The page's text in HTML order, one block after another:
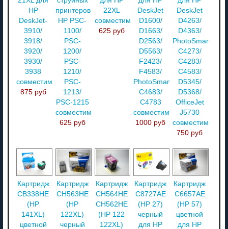
HP
DeskJet-
3910/
3918/
3920/
3930/
3938
совместимый
875 руб
принтеров
HP PSC-
1100/
PSC-
1200/
PSC-
1210/
PSC-
1213/
PSC-1215
совместимый
625 руб
22XL
совместимый
625 руб
DeskJet
D1600/
D1663/
D2563/
D5563/
F2423/
F4583/
PhotoSmart
C4683/
C4783
совместимый
1000 руб
DeskJet
D4263/
D4363/
PhotoSmart
C4273/
C4283/
C4583/
D5345/
D5368/
OfficeJet
J5730
совместимый
750 руб
Картридж
CB338HE
(HP
141XL)
цветной
Картридж
CH563HE
(HP
122XL)
черный
Картридж
CH564HE
CH562HE
(HP 122
122XL)
Картридж
C8727AE
(HP 27)
черный
для HP
Картридж
C6657AE
(HP 57)
цветной
для HP